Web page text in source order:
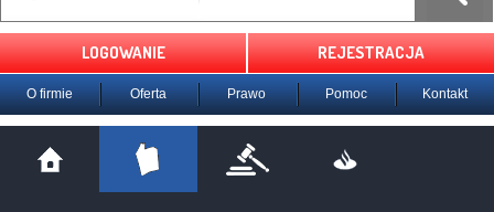
LOGOWANIE REJESTRACJA
O firmie Oferta Prawo Pomoc Kontakt